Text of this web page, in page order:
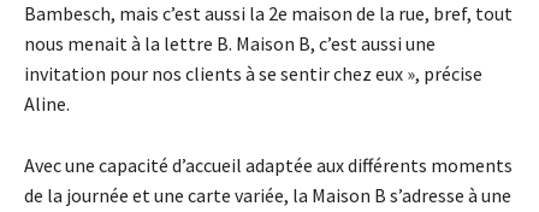
Bambesch, mais c’est aussi la 2e maison de la rue, bref, tout
nous menait à la lettre B. Maison B, c’est aussi une
invitation pour nos clients à se sentir chez eux », précise
Aline.
Avec une capacité d’accueil adaptée aux différents moments
de la journée et une carte variée, la Maison B s’adresse à une